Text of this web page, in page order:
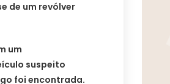
de um revólver
um
suspeito
foi encontrada.